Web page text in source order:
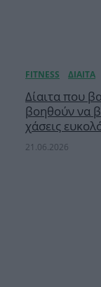
Δίαιτα που
βοηθούν να
χάσεις
21.06.2026